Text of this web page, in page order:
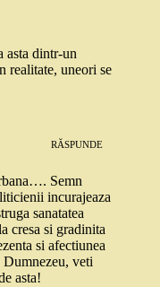
asta dintr-un
realitate, uneori se
RĂSPUNDE
Semn
incurajeaza
sanatatea
cresa si gradinita
si afectiunea
veti
asta!